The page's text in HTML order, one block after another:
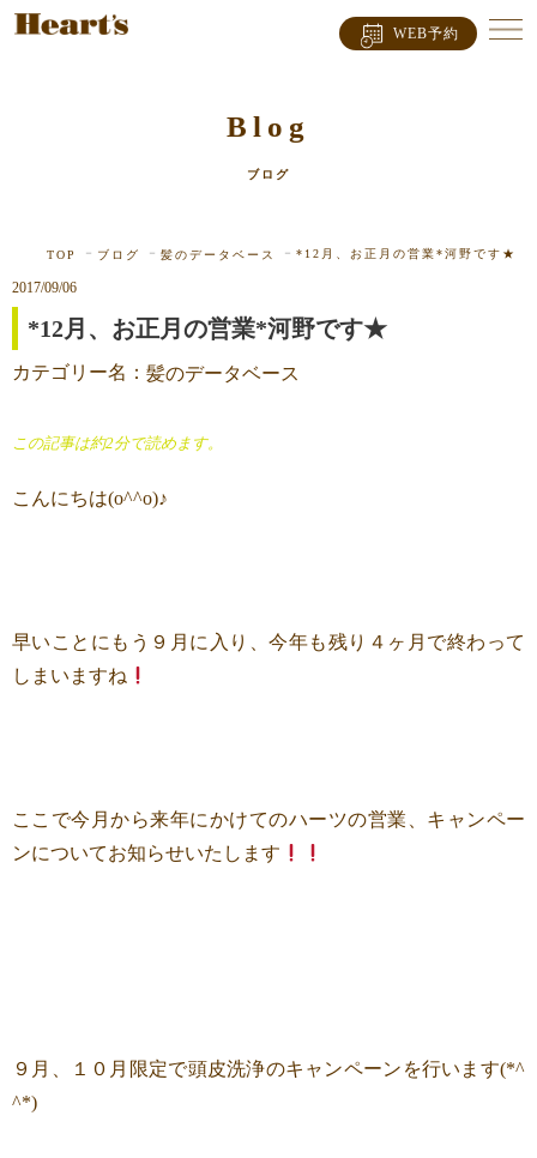
Blog
ブログ
TOP ブログ 髪のデータベース *12月、お正月の営業*河野です★
WEB予約
2017/09/06
*12月、お正月の営業*河野です★
カテゴリー名： 髪のデータベース
この記事は約2分で読めます。
こんにちは(o^^o)♪
早いことにもう９月に入り、今年も残り４ヶ月で終わって
しまいますね
ここで今月から来年にかけてのハーツの営業、キャンペー
ンについてお知らせいたします
９月、１０月限定で頭皮洗浄のキャンペーンを行います(*^
^*)